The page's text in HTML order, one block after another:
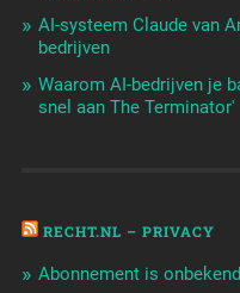
AI-systeem Claude van
bedrijven
Waarom AI-bedrijven je
snel aan The Terminator'
RECHT.NL – PRIVACY
Abonnement is